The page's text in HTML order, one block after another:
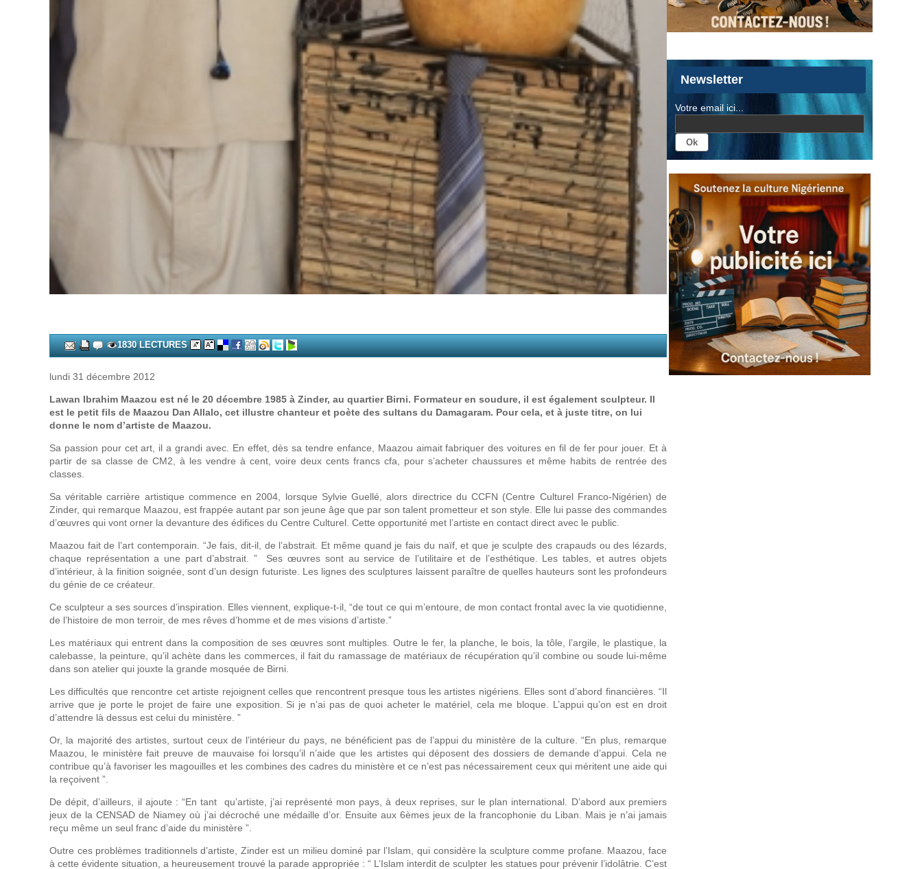
1830 LECTURES
lundi 31 décembre 2012
Lawan Ibrahim Maazou est né le 20 décembre 1985 à Zinder, au quartier Birni. Formateur en soudure, il est également sculpteur. Il
est le petit fils de Maazou Dan Allalo, cet illustre chanteur et poète des sultans du Damagaram. Pour cela, et à juste titre, on lui
donne le nom d’artiste de Maazou.
Sa passion pour cet art, il a grandi avec. En effet, dès sa tendre enfance, Maazou aimait fabriquer des voitures en fil de fer pour jouer. Et à
partir de sa classe de CM2, à les vendre à cent, voire deux cents francs cfa, pour s’acheter chaussures et même habits de rentrée des
classes.
Sa véritable carrière artistique commence en 2004, lorsque Sylvie Guellé, alors directrice du CCFN (Centre Culturel Franco-Nigérien) de
Zinder, qui remarque Maazou, est frappée autant par son jeune âge que par son talent prometteur et son style. Elle lui passe des commandes
d’œuvres qui vont orner la devanture des édifices du Centre Culturel. Cette opportunité met l’artiste en contact direct avec le public.
Maazou fait de l’art contemporain. “Je fais, dit-il, de l’abstrait. Et même quand je fais du naïf, et que je sculpte des crapauds ou des lézards,
chaque représentation a une part d’abstrait. ” Ses œuvres sont au service de l’utilitaire et de l’esthétique. Les tables, et autres objets
d’intérieur, à la finition soignée, sont d’un design futuriste. Les lignes des sculptures laissent paraître de quelles hauteurs sont les profondeurs
du génie de ce créateur.
Ce sculpteur a ses sources d’inspiration. Elles viennent, explique-t-il, “de tout ce qui m’entoure, de mon contact frontal avec la vie quotidienne,
de l’histoire de mon terroir, de mes rêves d’homme et de mes visions d’artiste.”
Les matériaux qui entrent dans la composition de ses œuvres sont multiples. Outre le fer, la planche, le bois, la tôle, l’argile, le plastique, la
calebasse, la peinture, qu’il achète dans les commerces, il fait du ramassage de matériaux de récupération qu’il combine ou soude lui-même
dans son atelier qui jouxte la grande mosquée de Birni.
Les difficultés que rencontre cet artiste rejoignent celles que rencontrent presque tous les artistes nigériens. Elles sont d’abord financières. “Il
arrive que je porte le projet de faire une exposition. Si je n’ai pas de quoi acheter le matériel, cela me bloque. L’appui qu’on est en droit
d’attendre là dessus est celui du ministère. ”
Or, la majorité des artistes, surtout ceux de l’intérieur du pays, ne bénéficient pas de l’appui du ministère de la culture. “En plus, remarque
Maazou, le ministère fait preuve de mauvaise foi lorsqu’il n’aide que les artistes qui déposent des dossiers de demande d’appui. Cela ne
contribue qu’à favoriser les magouilles et les combines des cadres du ministère et ce n’est pas nécessairement ceux qui méritent une aide qui
la reçoivent ”.
De dépit, d’ailleurs, il ajoute : “En tant qu’artiste, j’ai représenté mon pays, à deux reprises, sur le plan international. D’abord aux premiers
jeux de la CENSAD de Niamey où j’ai décroché une médaille d’or. Ensuite aux 6èmes jeux de la francophonie du Liban. Mais je n’ai jamais
reçu même un seul franc d’aide du ministère ”.
Outre ces problèmes traditionnels d’artiste, Zinder est un milieu dominé par l’Islam, qui considère la sculpture comme profane. Maazou, face
à cette évidente situation, a heureusement trouvé la parade appropriée : “ L’Islam interdit de sculpter les statues pour prévenir l’idolâtrie. C’est
Newsletter
Votre email ici...